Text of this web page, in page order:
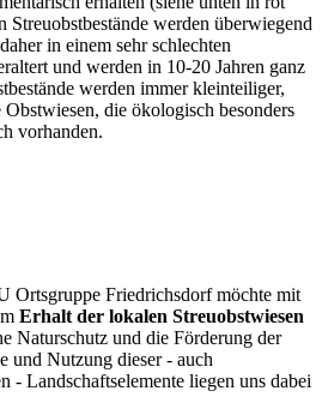
werden überwiegend
in einem sehr schlechten
und werden in 10-20 Jahren ganz
werden immer kleinteiliger,
Obstwiesen, die ökologisch besonders
vorhanden.
Ortsgruppe Friedrichsdorf möchte mit
Erhalt der lokalen Streuobstwiesen
Naturschutz und die Förderung der
und Nutzung dieser - auch
- Landschaftselemente liegen uns dabei